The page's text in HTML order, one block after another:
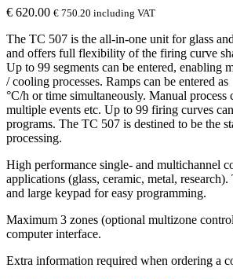
€ 620.00 € 750.20 including VAT
The TC 507 is the all-in-one unit for glass
and offers full flexibility of the firing curve
Up to 99 segments can be entered, enabling
/ cooling processes. Ramps can be entered as
°C/h or time simultaneously. Manual process
multiple events etc. Up to 99 firing curves
programs. The TC 507 is destined to be the
processing.
High performance single- and multichannel
applications (glass, ceramic, metal,
and large keypad for easy programming.
Maximum 3 zones (optional multizone
computer interface.
Extra information required when ordering a